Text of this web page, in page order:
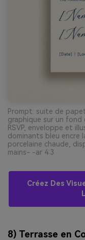
Prompt: suite de
graphique sur un fond
RSVP, enveloppe et
dominants bleu encre
porcelaine chaude,
mains- -ar 4:3
Créez Des
8) Terrasse en